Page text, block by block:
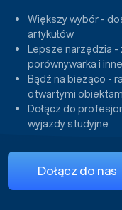
Większy wybór -
artykułów
Lepsze narzędzia
porównywarka i inne
Bądź na bieżąco -
otwartymi
Dołącz do
wyjazdy studyjne
Dołącz do nas